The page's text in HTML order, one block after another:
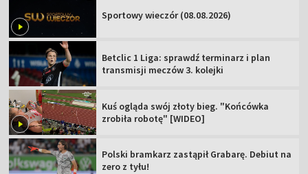
Sportowy wieczór (08.08.2026)
Betclic 1 Liga: sprawdź terminarz i plan
transmisji meczów 3. kolejki
Kuś ogląda swój złoty bieg. "Końcówka
zrobiła robotę" [WIDEO]
Polski bramkarz zastąpił Grabarę. Debiut na
zero z tyłu!